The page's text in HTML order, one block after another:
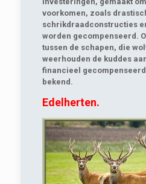
voorkomen, zoals
schrikdraadconstructies
worden gecompenseerd.
tussen de schapen, die
weerhouden de kuddes
financieel
bekend.
Edelherten.